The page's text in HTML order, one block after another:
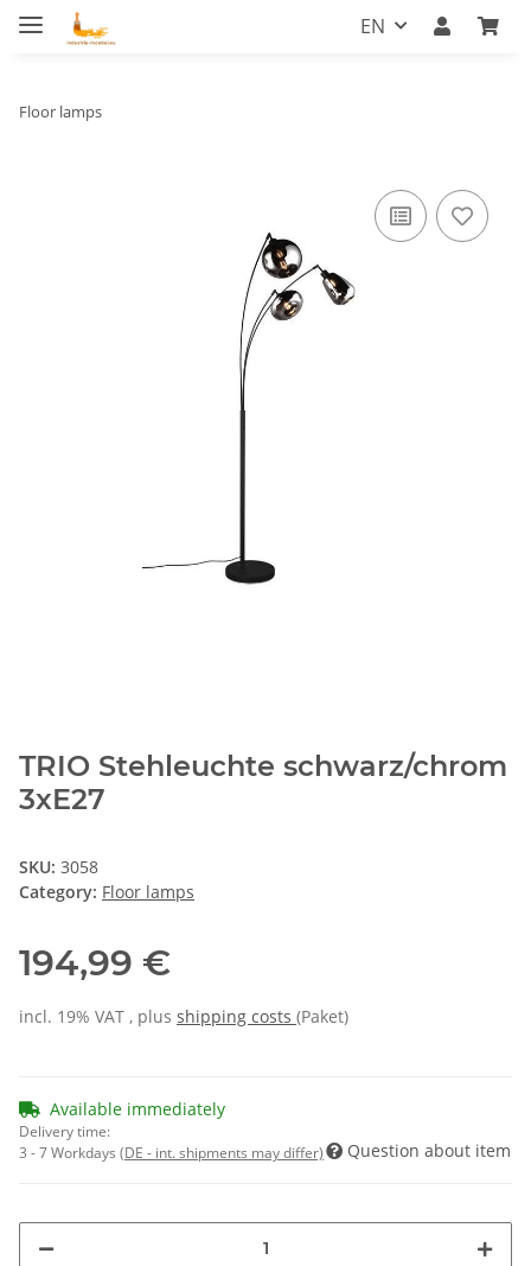
EN
Floor lamps
TRIO Stehleuchte schwarz/chrom
3xE27
SKU: 3058
Category: Floor lamps
194,99 €
incl. 19% VAT , plus shipping costs (Paket)
Available immediately
Delivery time:
3 - 7 Workdays (DE - int. shipments may differ) Question about item